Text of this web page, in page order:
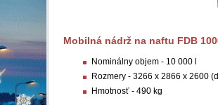
Mobilná nádrž na naftu FDB
Nominálny objem - 10 000 l
Rozmery - 3266 x 2866 x 2600
Hmotnosť - 490 kg